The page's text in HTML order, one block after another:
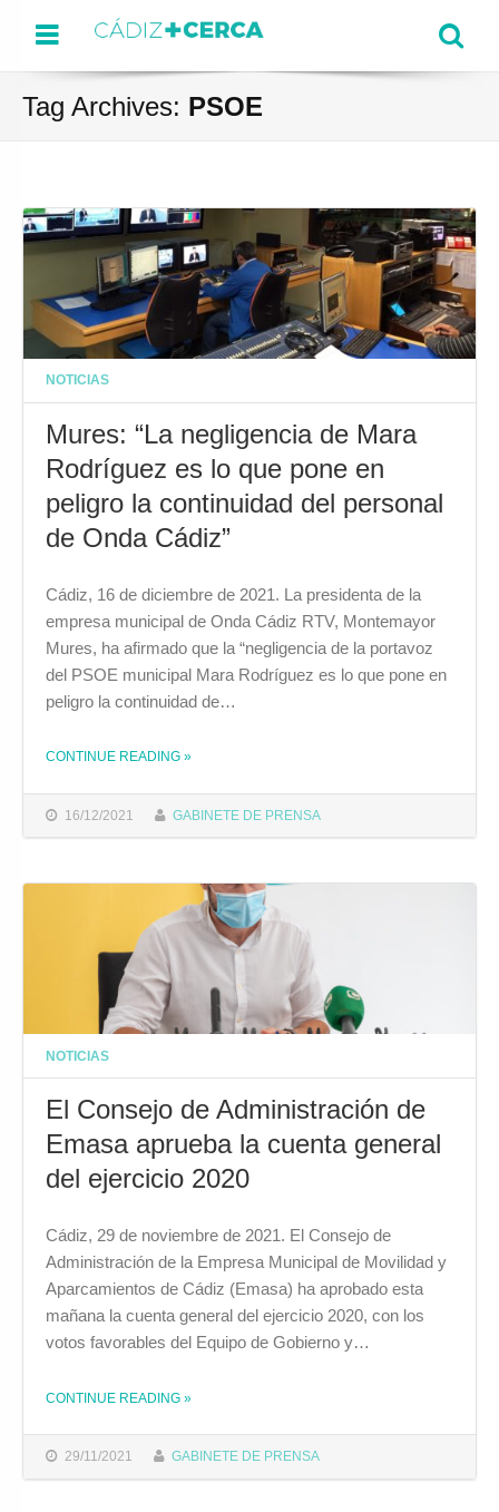
Menu
Tag Archives: PSOE
NOTICIAS
Mures: “La negligencia de Mara
Rodríguez es lo que pone en
peligro la continuidad del personal
de Onda Cádiz”
16/12/2021 GABINETE DE PRENSA
Cádiz, 16 de diciembre de 2021. La presidenta de la
empresa municipal de Onda Cádiz RTV, Montemayor
Mures, ha afirmado que la “negligencia de la portavoz
del PSOE municipal Mara Rodríguez es lo que pone en
peligro la continuidad de…
CONTINUE READING THE "MURES: “LA NEGLIGENCIA DE MARA RODRÍGUEZ ES LO QUE PONE EN PELIGRO LA CONTINUIDAD DEL PERSONAL DE ONDA CÁDIZ”"
»
NOTICIAS
El Consejo de Administración de
Emasa aprueba la cuenta general
del ejercicio 2020
29/11/2021 GABINETE DE PRENSA
Cádiz, 29 de noviembre de 2021. El Consejo de
Administración de la Empresa Municipal de Movilidad y
Aparcamientos de Cádiz (Emasa) ha aprobado esta
mañana la cuenta general del ejercicio 2020, con los
votos favorables del Equipo de Gobierno y…
CONTINUE READING THE "EL CONSEJO DE ADMINISTRACIÓN DE EMASA APRUEBA LA CUENTA GENERAL DEL EJERCICIO 2020"
»